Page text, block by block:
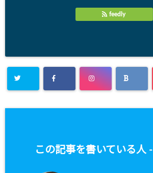
feedly
この記事を書いている人 -